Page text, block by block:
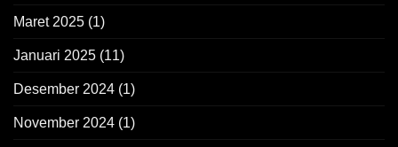
Maret 2025 (1)
Januari 2025 (11)
Desember 2024 (1)
November 2024 (1)